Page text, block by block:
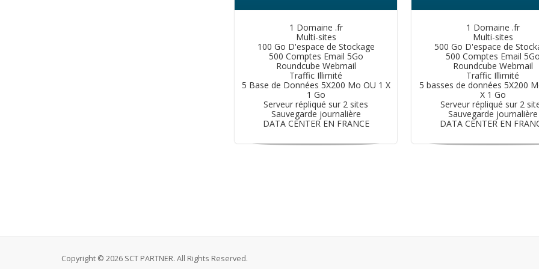
1 Domaine .fr
Multi-sites
100 Go D'espace de Stockage
500 Comptes Email 5Go
Roundcube Webmail
Traffic Illimité
5 Base de Données 5X200 Mo OU 1 X
1 Go
Serveur répliqué sur 2 sites
Sauvegarde journalière
DATA CENTER EN FRANCE
1 Domaine .fr
Multi-sites
500 Go D'espace de
500 Comptes Email 5Go
Roundcube Webmail
Traffic Illimité
5 basses de données 5X200
X 1 Go
Serveur répliqué sur 2
Sauvegarde journalière
DATA CENTER EN
Copyright © 2026 SCT PARTNER. All Rights Reserved.